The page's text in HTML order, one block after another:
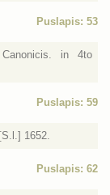
Puslapis: 53
in 4to
Puslapis: 59
1652.
Puslapis: 62